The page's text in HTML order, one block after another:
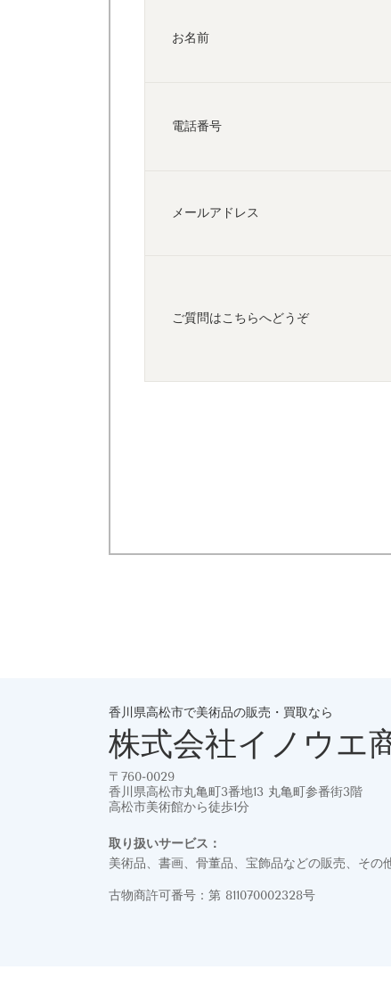
お名前
電話番号
メールアドレス
ご質問はこちらへどうぞ
香川県高松市で美術品の販売・買取なら
株式会社イノウエ
〒760-0029
香川県高松市丸亀町3番地13 丸亀町参番街3階
高松市美術館から徒歩1分
取り扱いサービス：
美術品、書画、骨董品、宝飾品などの販売、その
古物商許可番号：第 811070002328号